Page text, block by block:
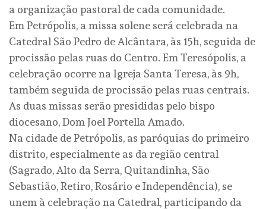
a organização pastoral de cada comunidade.
Em Petrópolis, a missa solene será celebrada na
Catedral São Pedro de Alcântara, às 15h, seguida de
procissão pelas ruas do Centro. Em Teresópolis, a
celebração ocorre na Igreja Santa Teresa, às 9h,
também seguida de procissão pelas ruas centrais.
As duas missas serão presididas pelo bispo
diocesano, Dom Joel Portella Amado.
Na cidade de Petrópolis, as paróquias do primeiro
distrito, especialmente as da região central
(Sagrado, Alto da Serra, Quitandinha, São
Sebastião, Retiro, Rosário e Independência), se
unem à celebração na Catedral, participando da